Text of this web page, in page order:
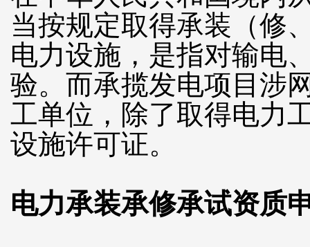
当按规定取得承装（修
电力设施，是指对输电
验。而承揽发电项目涉
工单位，除了取得电力
设施许可证。
电力承装承修承试资质